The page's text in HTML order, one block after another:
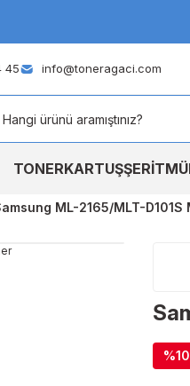
45 info@toneragaci.com
TONERKARTUŞŞERİT
ML-2165/MLT-